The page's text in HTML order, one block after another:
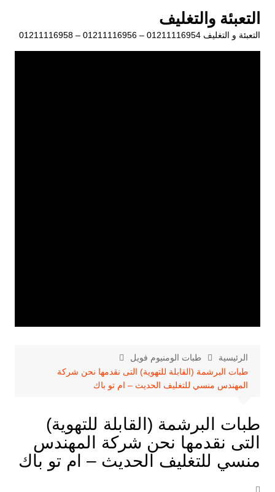
المحتوى
التعبئة والتغليف
التعبئة و التغليف 01211116954 – 01211116956 – 01211116958
الرئيسية
طبات الومنيوم فويل
طبات البرشمة (القابلة للتهوية) التى نقدمها نحن شركة
المهندس منسي للتغليف الحديث – ام تو باك
طبات البرشمة (القابلة للتهوية)
التى نقدمها نحن شركة المهندس
منسي للتغليف الحديث – ام تو باك